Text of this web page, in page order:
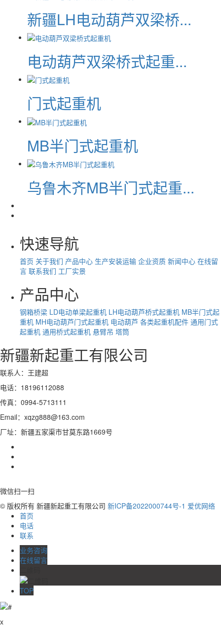
新疆LH电动葫芦双梁桥...
电动葫芦双梁桥式起重...
门式起重机
MB半门式起重机
乌鲁木齐MB半门式起重...
快速导航
首页 关于我们 产品中心 生产安装运输 企业资质 新闻中心 在线留
言 联系我们 工厂实景
产品中心
钢箱桥梁 LD电动单梁起重机 LH电动葫芦桥式起重机 MB半门式起
重机 MH电动葫芦门式起重机 电动葫芦 各类起重机配件 通用门式
起重机 通用桥式起重机 悬臂吊 塔筒
新疆新起重工有限公司
联系人：王建超
电话：18196112088
传真：0994-5713111
Email：xqzg888@163.com
厂址：新疆五家渠市甘莫东路1669号
微信扫一扫
© 版权所有 新疆新起重工有限公司 新ICP备2022000744号-1 爱优网络
首页
电话
联系
业务咨询
在线留言
TOP
x